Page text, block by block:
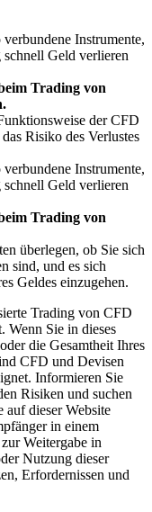
Instrumente,
Geld verlieren
Trading von
der CFD
Risiko des Verlustes
Instrumente,
Geld verlieren
Trading von
überlegen, ob Sie sich
sind, und es sich
Geldes einzugehen.
Trading von CFD
Wenn Sie in dieses
die Gesamtheit Ihres
CFD und Devisen
Informieren Sie
Risiken und suchen
auf dieser Website
in einem
Weitergabe in
Nutzung dieser
Erfordernissen und